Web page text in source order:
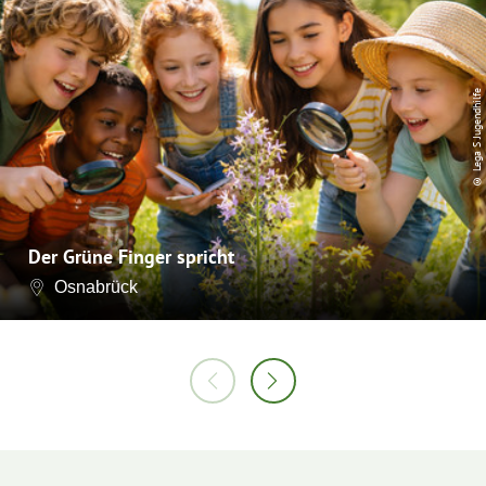
Der Grüne Finger spricht
Osnabrück
© Lega S Jugendhilfe